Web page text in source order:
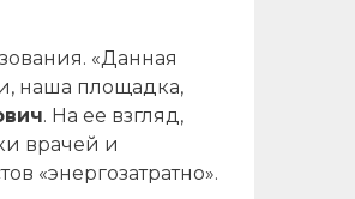
«Данная
наша площадка,
. На ее взгляд,
врачей и
«энергозатратно».